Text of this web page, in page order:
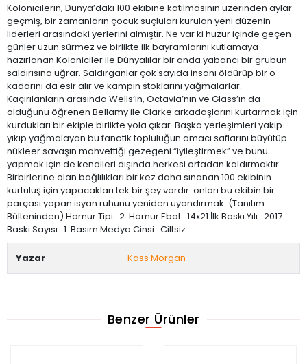
Kolonicilerin, Dünya’daki 100 ekibine katılmasının üzerinden aylar
geçmiş, bir zamanların çocuk suçluları kurulan yeni düzenin
liderleri arasındaki yerlerini almıştır. Ne var ki huzur içinde geçen
günler uzun sürmez ve birlikte ilk bayramlarını kutlamaya
hazırlanan Koloniciler ile Dünyalılar bir anda yabancı bir grubun
saldırısına uğrar. Saldırganlar çok sayıda insanı öldürüp bir o
kadarını da esir alır ve kampın stoklarını yağmalarlar.
Kaçırılanların arasında Wells’in, Octavia’nın ve Glass’ın da
olduğunu öğrenen Bellamy ile Clarke arkadaşlarını kurtarmak için
kurdukları bir ekiple birlikte yola çıkar. Başka yerleşimleri yakıp
yıkıp yağmalayan bu fanatik topluluğun amacı saflarını büyütüp
nükleer savaşın mahvettiği gezegeni “iyileştirmek” ve bunu
yapmak için de kendileri dışında herkesi ortadan kaldırmaktır.
Birbirlerine olan bağlılıkları bir kez daha sınanan 100 ekibinin
kurtuluş için yapacakları tek bir şey vardır: onları bu ekibin bir
parçası yapan isyan ruhunu yeniden uyandırmak. (Tanıtım
Bülteninden) Hamur Tipi : 2. Hamur Ebat : 14x21 İlk Baskı Yılı : 2017
Baskı Sayısı : 1. Basım Medya Cinsi : Ciltsiz
Yazar Kass Morgan
Benzer Ürünler